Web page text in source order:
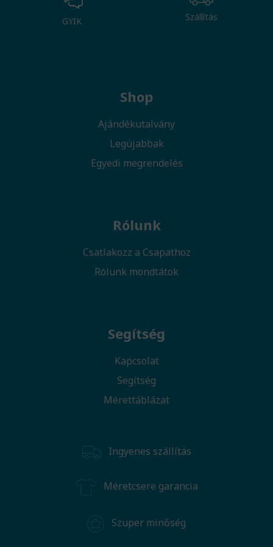
GYIK Szállítás
Shop
Ajándékutalvány
Legújabbak
Egyedi megrendelés
Rólunk
Csatlakozz a Csapathoz
Rólunk mondtátok
Segítség
Kapcsolat
Segítség
Mérettáblázat
Ingyenes szállítás
Méretcsere garancia
Szuper minőség